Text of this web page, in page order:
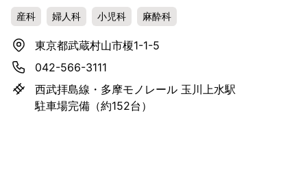
産科 婦人科 小児科 麻酔科
東京都武蔵村山市榎1-1-5
042-566-3111
西武拝島線・多摩モノレール 玉川上水駅
駐車場完備（約152台）